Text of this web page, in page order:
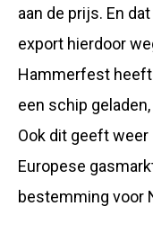
aan de prijs. En
export hierdoor
Hammerfest
een schip
Ook dit geeft
Europese
bestemming voor